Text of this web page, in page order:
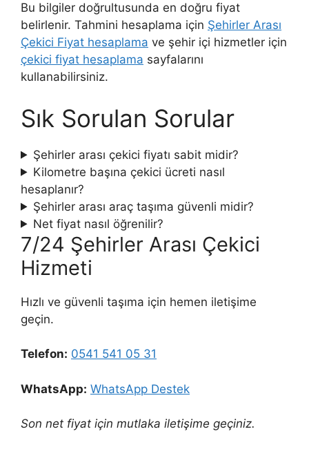
Bu bilgiler doğrultusunda en doğru fiyat
belirlenir. Tahmini hesaplama için Şehirler Arası
Çekici Fiyat hesaplama ve şehir içi hizmetler için
çekici fiyat hesaplama sayfalarını
kullanabilirsiniz.
Sık Sorulan Sorular
Şehirler arası çekici fiyatı sabit midir?
Kilometre başına çekici ücreti nasıl
hesaplanır?
Şehirler arası araç taşıma güvenli midir?
Net fiyat nasıl öğrenilir?
7/24 Şehirler Arası Çekici
Hizmeti
Hızlı ve güvenli taşıma için hemen iletişime
geçin.
Telefon: 0541 541 05 31
WhatsApp: WhatsApp Destek
Son net fiyat için mutlaka iletişime geçiniz.